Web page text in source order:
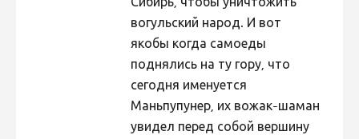
Сибирь, чтобы уничтожить
вогульский народ. И вот
якобы когда самоеды
поднялись на ту гору, что
сегодня именуется
Маньпупунер, их вожак-шаман
увидел перед собой вершину